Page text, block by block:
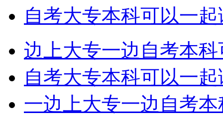
自考大专本科可以一
边上大专一边自考本
自考大专本科可以一
一边上大专一边自考